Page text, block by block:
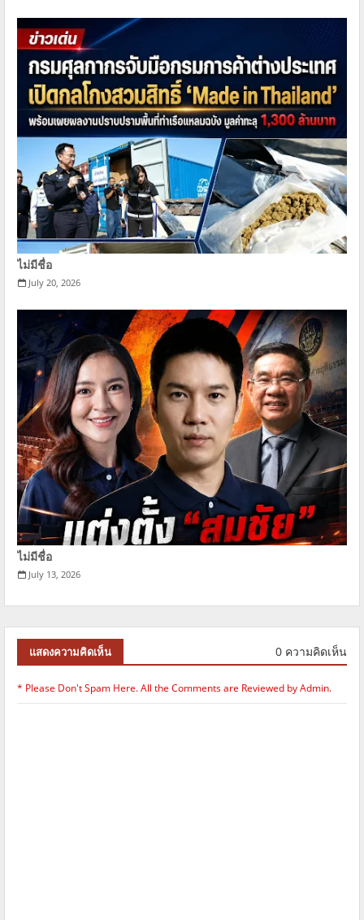
ไม่มีชื่อ
July 20, 2026
ไม่มีชื่อ
July 13, 2026
แสดงความคิดเห็น 0 ความคิดเห็น
* Please Don't Spam Here. All the Comments are Reviewed by Admin.